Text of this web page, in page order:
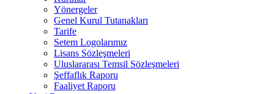
Yönergeler
Genel Kurul Tutanakları
Tarife
Setem Logolarımız
Lisans Sözleşmeleri
Uluslararası Temsil Sözleşmeleri
Şeffaflık Raporu
Faaliyet Raporu